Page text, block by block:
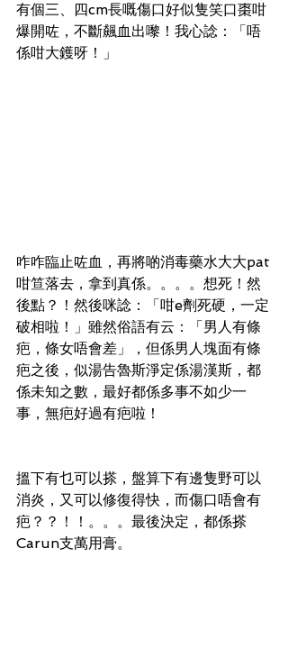
有個三、四cm長嘅傷口好似隻笑口棗咁
爆開咗，不斷飆血出嚟！我心諗：「唔
係咁大鑊呀！」
咋咋臨止咗血，再將啲消毒藥水大大pat
咁笪落去，拿到真係。。。。想死！然
後點？！然後咪諗：「咁e劑死硬，一定
破相啦！」雖然俗語有云：「男人有條
疤，條女唔會差」，但係男人塊面有條
疤之後，似湯告魯斯淨定係湯漢斯，都
係未知之數，最好都係多事不如少一
事，無疤好過有疤啦！
搵下有乜可以搽，盤算下有邊隻野可以
消炎，又可以修復得快，而傷口唔會有
疤？？！！。。。最後決定，都係搽
Carun支萬用膏。